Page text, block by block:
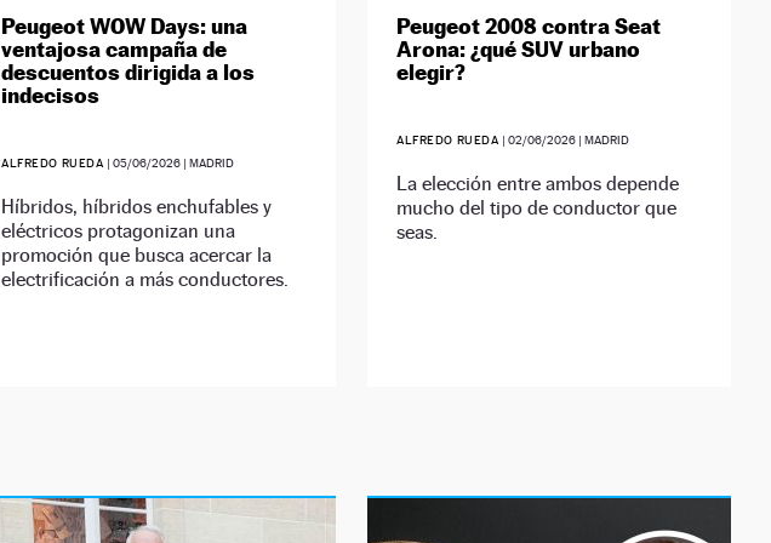
Peugeot WOW Days: una
ventajosa campaña de
descuentos dirigida a los
indecisos
ALFREDO RUEDA | 05/06/2026| MADRID
Híbridos, híbridos enchufables y
eléctricos protagonizan una
promoción que busca acercar la
electrificación a más conductores.
Peugeot 2008 contra Seat
Arona: ¿qué SUV urbano
elegir?
ALFREDO RUEDA |02/06/2026 | MADRID
La elección entre ambos depende
mucho del tipo de conductor que
seas.